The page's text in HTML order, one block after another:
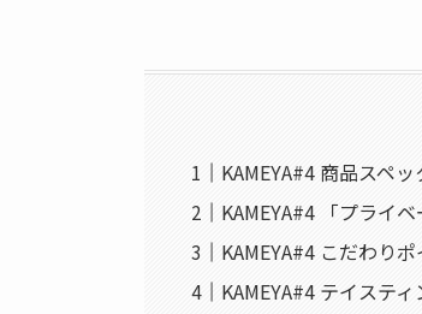
KAMEYA#4 商品スペッ
KAMEYA#4 「プライ
KAMEYA#4 こだわり
KAMEYA#4 テイステ